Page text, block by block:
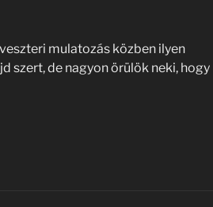
mulatozás közben ilyen
szert, de nagyon örülök neki, hogy